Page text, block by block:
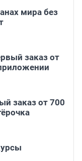
мира без
заказ от
заказ от 700